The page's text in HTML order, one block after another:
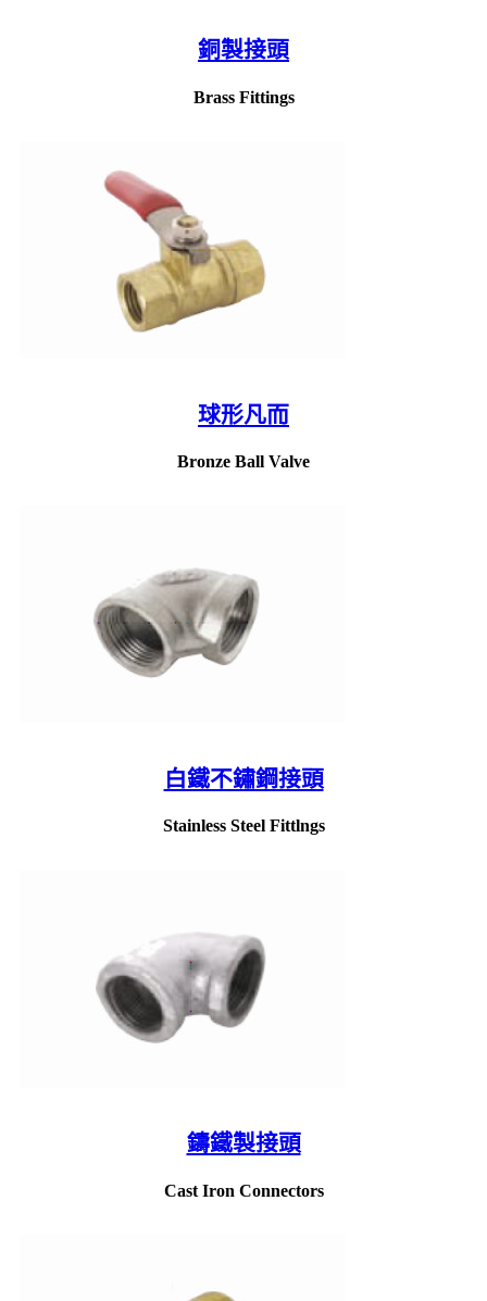
銅製接頭
Brass Fittings
球形凡而
Bronze Ball Valve
白鐵不鏽鋼接頭
Stainless Steel Fittlngs
鑄鐵製接頭
Cast Iron Connectors